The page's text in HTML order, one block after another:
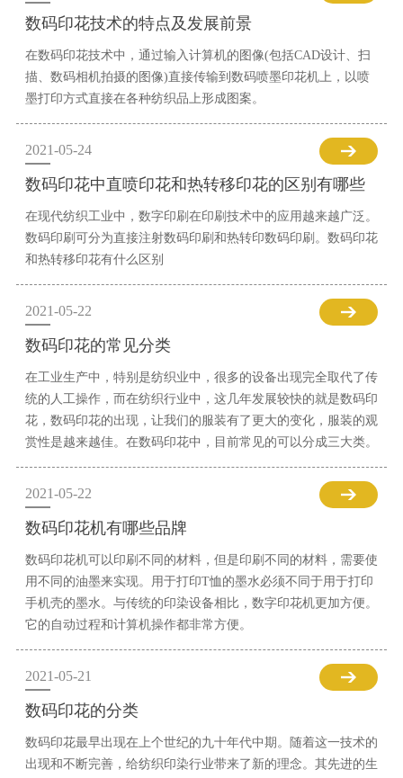
数码印花技术的特点及发展前景
在数码印花技术中，通过输入计算机的图像(包括CAD设计、扫
描、数码相机拍摄的图像)直接传输到数码喷墨印花机上，以喷
墨打印方式直接在各种纺织品上形成图案。
2021-05-24
数码印花中直喷印花和热转移印花的区别有哪些
在现代纺织工业中，数字印刷在印刷技术中的应用越来越广泛。
数码印刷可分为直接注射数码印刷和热转印数码印刷。数码印花
和热转移印花有什么区别
2021-05-22
数码印花的常见分类
在工业生产中，特别是纺织业中，很多的设备出现完全取代了传
统的人工操作，而在纺织行业中，这几年发展较快的就是数码印
花，数码印花的出现，让我们的服装有了更大的变化，服装的观
赏性是越来越佳。在数码印花中，目前常见的可以分成三大类。
2021-05-22
数码印花机有哪些品牌
数码印花机可以印刷不同的材料，但是印刷不同的材料，需要使
用不同的油墨来实现。用于打印T恤的墨水必须不同于用于打印
手机壳的墨水。与传统的印染设备相比，数字印花机更加方便。
它的自动过程和计算机操作都非常方便。
2021-05-21
数码印花的分类
数码印花最早出现在上个世纪的九十年代中期。随着这一技术的
出现和不断完善，给纺织印染行业带来了新的理念。其先进的生